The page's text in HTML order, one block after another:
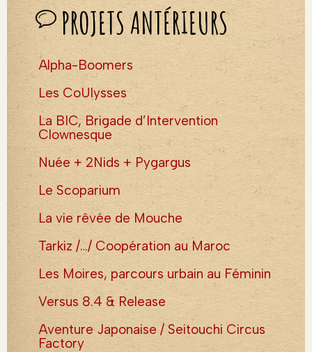
PROJETS ANTÉRIEURS
Alpha-Boomers
Les CoUlysses
La BIC, Brigade d’Intervention
Clownesque
Nuée + 2Nids + Pygargus
Le Scoparium
La vie rêvée de Mouche
Tarkiz /…/ Coopération au Maroc
Les Moires, parcours urbain au Féminin
Versus 8.4 & Release
Aventure Japonaise / Seitouchi Circus
Factory